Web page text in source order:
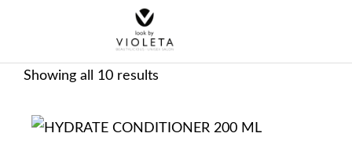
Showing all 10 results